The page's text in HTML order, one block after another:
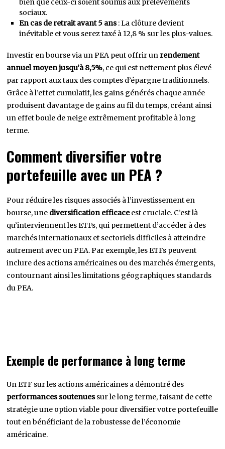
bien que ceux-ci soient soumis aux prélèvements
sociaux.
En cas de retrait avant 5 ans: La clôture devient
inévitable et vous serez taxé à 12,8 % sur les plus-values.
Investir en bourse via un PEA peut offrir un rendement
annuel moyen jusqu’à 8,5%, ce qui est nettement plus élevé
par rapport aux taux des comptes d’épargne traditionnels.
Grâce à l’effet cumulatif, les gains générés chaque année
produisent davantage de gains au fil du temps, créant ainsi
un effet boule de neige extrêmement profitable à long
terme.
Comment diversifier votre
portefeuille avec un PEA ?
Pour réduire les risques associés à l’investissement en
bourse, une diversification efficaceest cruciale. C’est là
qu’interviennent les ETFs, qui permettent d’accéder à des
marchés internationaux et sectoriels difficiles à atteindre
autrement avec un PEA. Par exemple, les ETFs peuvent
inclure des actions américaines ou des marchés émergents,
contournant ainsi les limitations géographiques standards
du PEA.
Exemple de performance à long terme
Un ETF sur les actions américaines a démontré des
performances soutenuessur le long terme, faisant de cette
stratégie une option viable pour diversifier votre portefeuille
tout en bénéficiant de la robustesse de l’économie
américaine.